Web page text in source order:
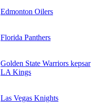
Edmonton Oilers
Florida Panthers
Golden State Warriors kepsar
LA Kings
Las Vegas Knights